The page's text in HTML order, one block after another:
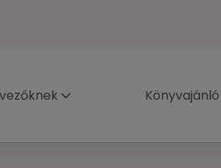
Könyvajánló